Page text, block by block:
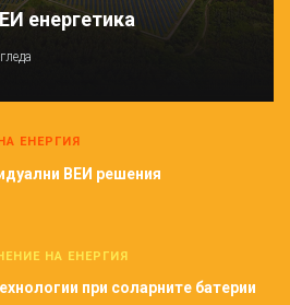
енергетика
ЕНЕРГИЯ
ВЕИ решения
НА ЕНЕРГИЯ
при соларните батерии